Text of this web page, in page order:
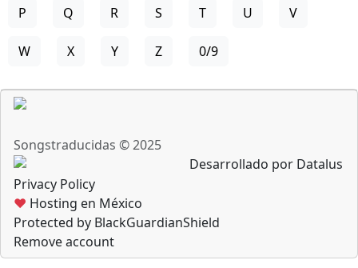
P Q R S T U V
W X Y Z 0/9
Songstraducidas © 2025
Desarrollado por Datalus
Privacy Policy
♥ Hosting en México
Protected by BlackGuardianShield
Remove account